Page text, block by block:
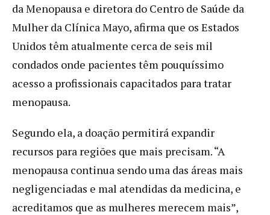
da Menopausa e diretora do Centro de Saúde da
Mulher da Clínica Mayo, afirma que os Estados
Unidos têm atualmente cerca de seis mil
condados onde pacientes têm pouquíssimo
acesso a profissionais capacitados para tratar
menopausa.
Segundo ela, a doação permitirá expandir
recursos para regiões que mais precisam. “A
menopausa continua sendo uma das áreas mais
negligenciadas e mal atendidas da medicina, e
acreditamos que as mulheres merecem mais”,